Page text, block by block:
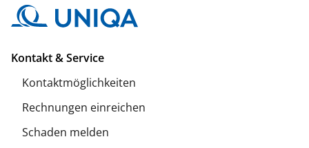
Kontakt & Service
Kontaktmöglichkeiten
Rechnungen einreichen
Schaden melden